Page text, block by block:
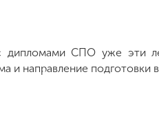
дипломами СПО уже эти
и направление подготовки